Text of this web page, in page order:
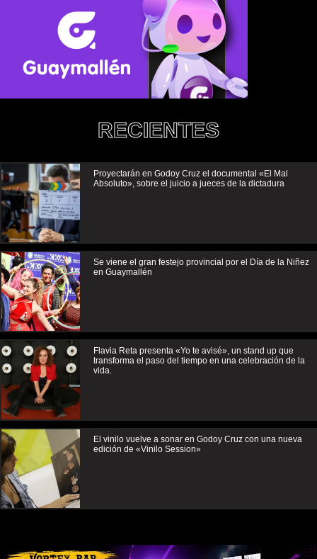
RECIENTES
Proyectarán en Godoy Cruz el documental «El Mal
Absoluto», sobre el juicio a jueces de la dictadura
Se viene el gran festejo provincial por el Día de la Niñez
en Guaymallén
Flavia Reta presenta «Yo te avisé», un stand up que
transforma el paso del tiempo en una celebración de la
vida.
El vinilo vuelve a sonar en Godoy Cruz con una nueva
edición de «Vinilo Session»